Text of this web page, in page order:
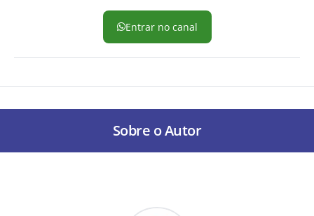
Entrar no canal
Sobre o Autor